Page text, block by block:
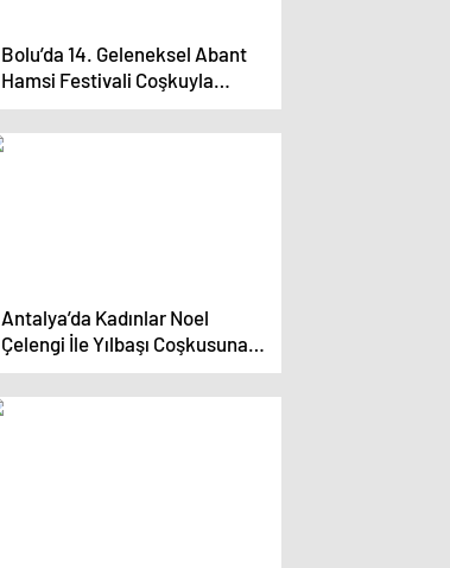
Bolu’da 14. Geleneksel Abant
Hamsi Festivali Coşkuyla
Gerçekleşti
Antalya’da Kadınlar Noel
Çelengi İle Yılbaşı Coşkusuna
Katılıyor